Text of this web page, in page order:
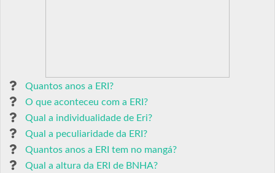
Quantos anos a ERI?
O que aconteceu com a ERI?
Qual a individualidade de Eri?
Qual a peculiaridade da ERI?
Quantos anos a ERI tem no mangá?
Qual a altura da ERI de BNHA?